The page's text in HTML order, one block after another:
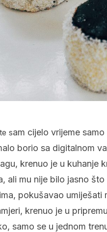
sam cijelo vrijeme
borio sa digitalnom
krenuo je u kuhanje
ali mu nije bilo jasno
pokušavao
krenuo je u
samo se u jednom